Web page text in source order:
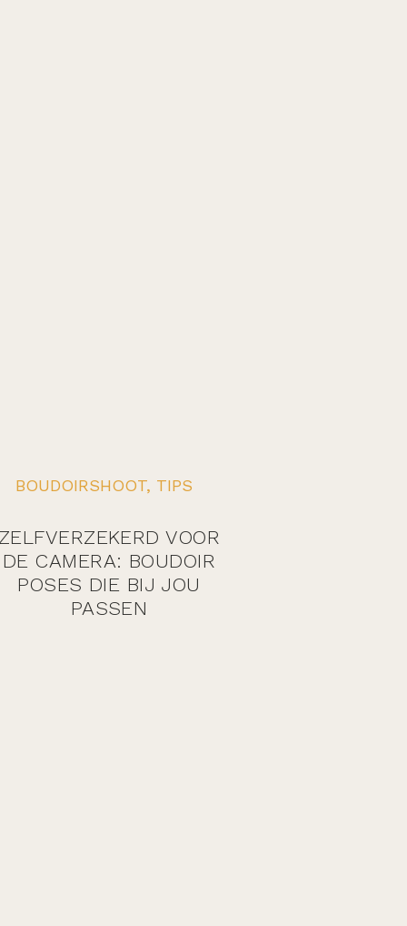
ZELFVERZEKERD VOOR
DE CAMERA: BOUDOIR
POSES DIE BIJ JOU
PASSEN
BOUDOIRSHOOT, TIPS